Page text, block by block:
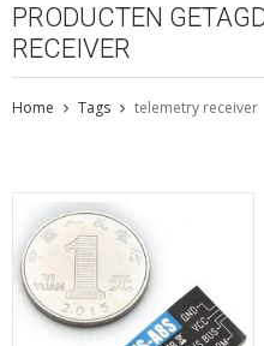
PRODUCTEN
RECEIVER
Home Tags telemetry receiver